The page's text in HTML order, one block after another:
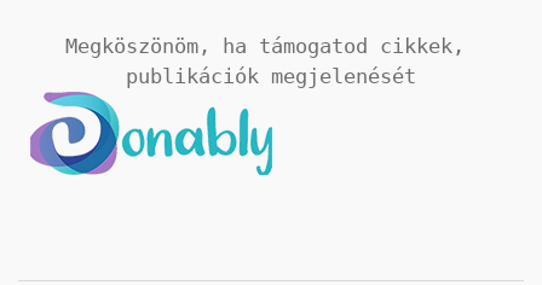
Megköszönöm, ha támogatod cikkek,
publikációk megjelenését